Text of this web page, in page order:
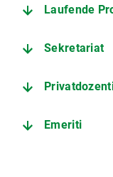
Laufende
Sekretariat
Emeriti